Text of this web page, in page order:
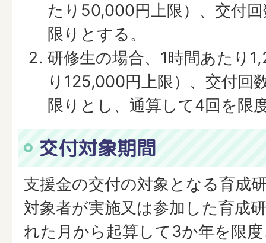
たり50,000円上限）、交付
限りとする。
研修生の場合、1時間あたり
り125,000円上限）、交付回
限りとし、通算して4回を限
交付対象期間
支援金の交付の対象となる育成
対象者が実施又は参加した育成
れた月から起算して3か年を限